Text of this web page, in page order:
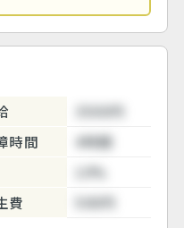
3500円
時間
4時間
10%
費
500円